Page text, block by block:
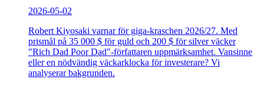
2026-05-02
Robert Kiyosaki varnar för giga-kraschen 2026/27. Med
prismål på 35 000 $ för guld och 200 $ för silver väcker
"Rich Dad Poor Dad"-författaren uppmärksamhet. Vansinne
eller en nödvändig väckarklocka för investerare? Vi
analyserar bakgrunden.